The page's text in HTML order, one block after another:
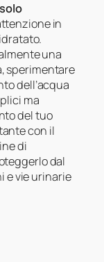
in
una
sperimentare
dell’acqua
ma
del tuo
con il
di
dal
e vie urinarie